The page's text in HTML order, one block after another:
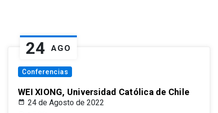
24 AGO
Conferencias
WEI XIONG, Universidad Católica de Chile
24 de Agosto de 2022